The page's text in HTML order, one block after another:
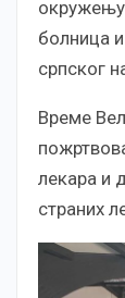
окружењу
болница
српског
Време
лекара и
страних